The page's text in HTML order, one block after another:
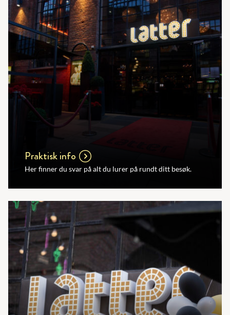
Praktisk info
Her finner du svar på alt du lurer på rundt ditt besøk.